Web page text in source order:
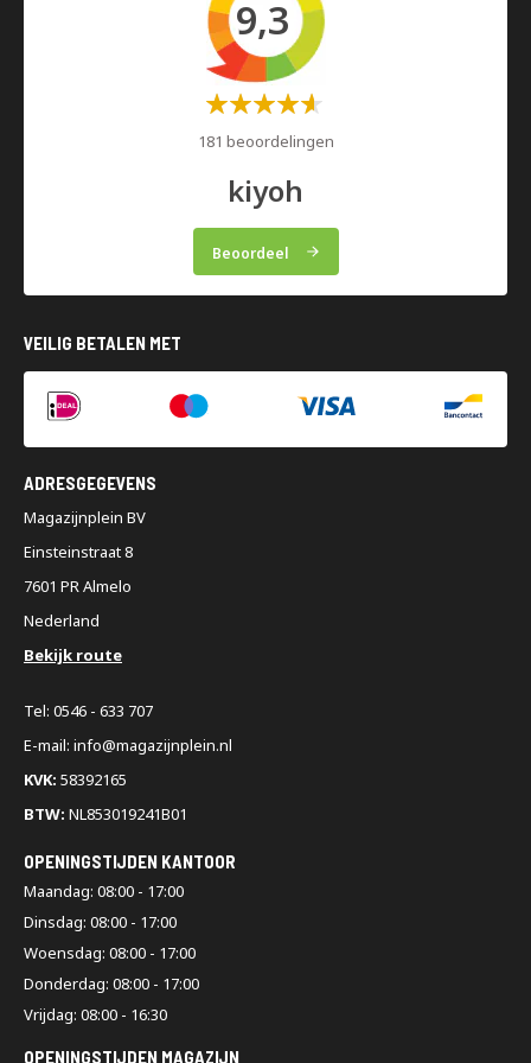
9,3
Waardering:
181 beoordelingen
kiyoh
Beoordeel
VEILIG BETALEN MET
ADRESGEGEVENS
Magazijnplein BV
Einsteinstraat 8
7601 PR Almelo
Nederland
Bekijk route
Tel: 0546 - 633 707
E-mail: info@magazijnplein.nl
KVK: 58392165
BTW: NL853019241B01
OPENINGSTIJDEN KANTOOR
Maandag: 08:00 - 17:00
Dinsdag: 08:00 - 17:00
Woensdag: 08:00 - 17:00
Donderdag: 08:00 - 17:00
Vrijdag: 08:00 - 16:30
OPENINGSTIJDEN MAGAZIJN